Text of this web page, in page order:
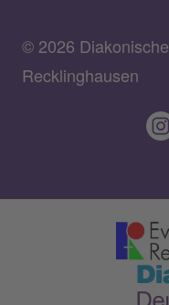
© 2026
Recklinghausen